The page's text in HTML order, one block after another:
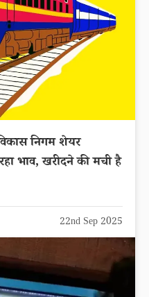
निगम शेयर
भाव, खरीदने की मची है
22nd Sep 2025